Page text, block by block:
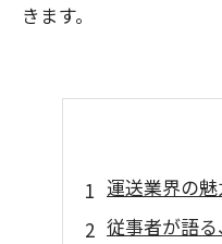
きます。
運送業界の魅
従事者が語